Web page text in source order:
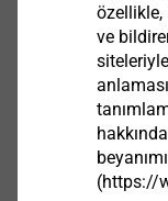
9650079101
Teknik Özellikler
Sipariş tanımlayıcı
ve
(https://